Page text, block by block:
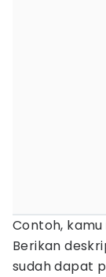
Contoh,
Berikan
sudah dapat